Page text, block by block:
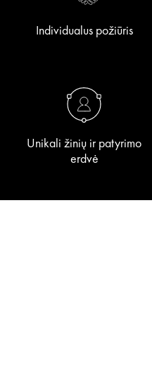
Individualus požiūris
Unikali žinių ir patyrimo
erdvė